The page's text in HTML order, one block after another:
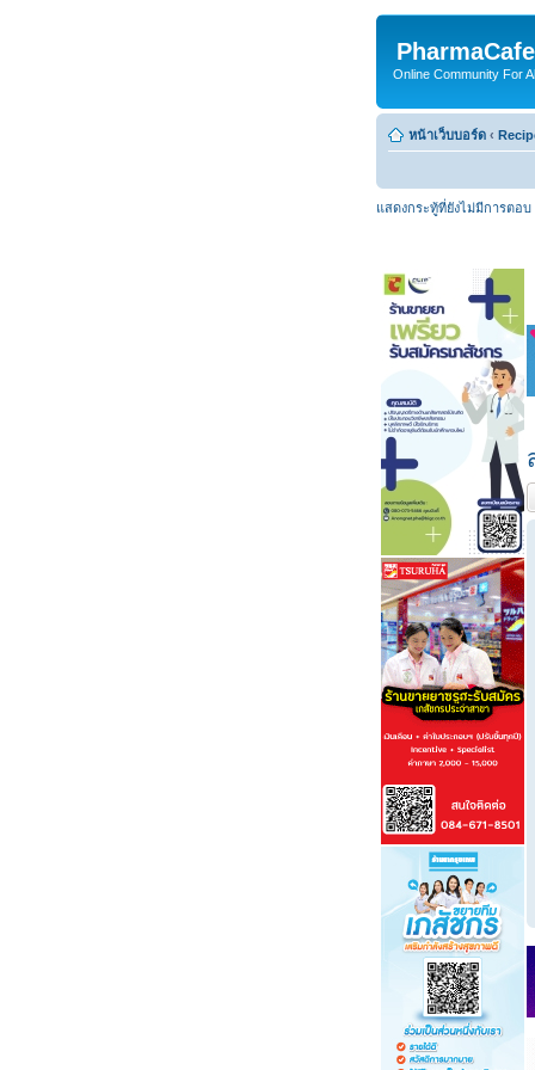
Online Community For
หน้าเว็บบอร์ด ‹
แสดงกระทู้ที่ยังไม่มีการตอบ